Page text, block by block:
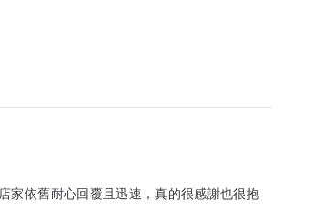
家依舊耐心回覆且迅速，真的很感謝也很抱